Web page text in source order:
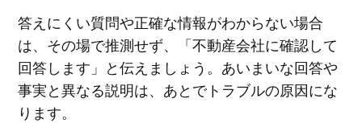
答えにくい質問や正確な情報がわからない場合
は、その場で推測せず、「不動産会社に確認して
回答します」と伝えましょう。あいまいな回答や
事実と異なる説明は、あとでトラブルの原因にな
ります。